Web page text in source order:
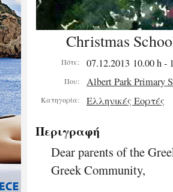
Christmas
Πότε: 07.12.2013 10.00 h -
Που: Albert Park Primary
Κατηγορία: Ελληνικές Εορτές
Περιγραφή
Dear parents of the
Greek Community,